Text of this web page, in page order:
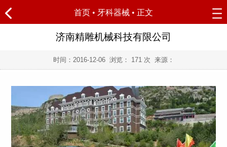
首页 • 牙科器械 • 正文
济南精雕机械科技有限公司
时间： 2016-12-06浏览： 171 次 来源：